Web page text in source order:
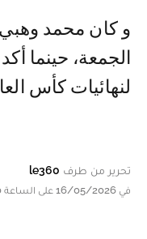
و كان محمد
الجمعة، حينما
لنهائيات كأس
تحرير من طرف le360
في 16/05/2026 على الساعة 16:00